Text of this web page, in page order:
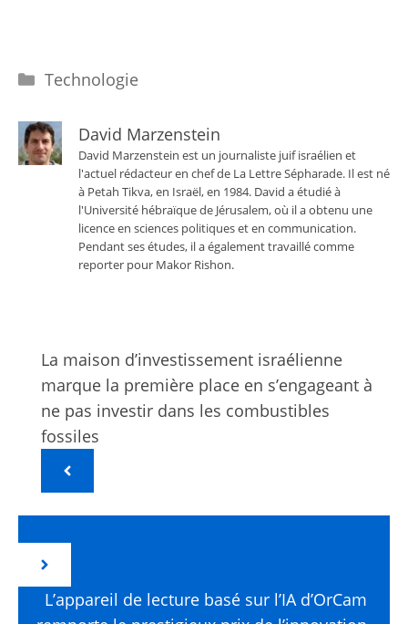
Catégories
Technologie
David Marzenstein
David Marzenstein est un journaliste juif israélien et
l'actuel rédacteur en chef de La Lettre Sépharade. Il est né
à Petah Tikva, en Israël, en 1984. David a étudié à
l'Université hébraïque de Jérusalem, où il a obtenu une
licence en sciences politiques et en communication.
Pendant ses études, il a également travaillé comme
reporter pour Makor Rishon.
La maison d’investissement israélienne
marque la première place en s’engageant à
ne pas investir dans les combustibles
fossiles
L’appareil de lecture basé sur l’IA d’OrCam